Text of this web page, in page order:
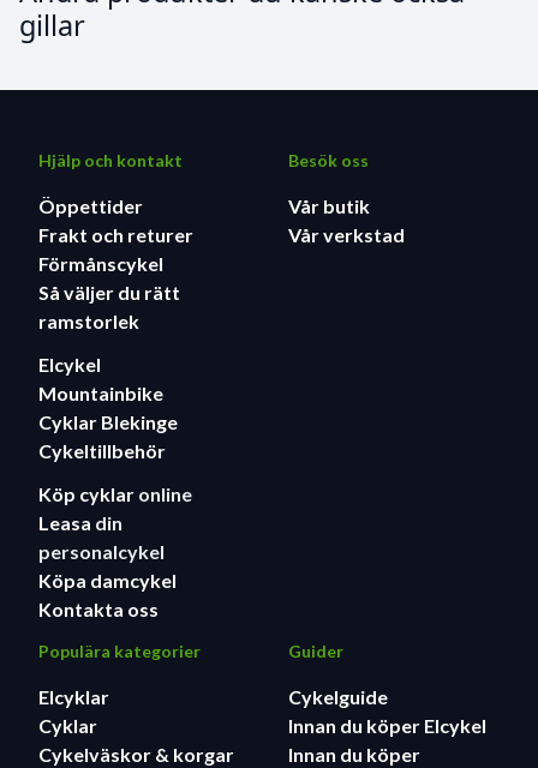
gillar
Hjälp och kontakt
Öppettider
Frakt och returer
Förmånscykel
Så väljer du rätt
ramstorlek
Elcykel
Mountainbike
Cyklar Blekinge
Cykeltillbehör
Köp cyklar online
Leasa din
personalcykel
Köpa damcykel
Kontakta oss
Besök oss
Vår butik
Vår verkstad
Populära kategorier
Elcyklar
Cyklar
Cykelväskor & korgar
Guider
Cykelguide
Innan du köper Elcykel
Innan du köper